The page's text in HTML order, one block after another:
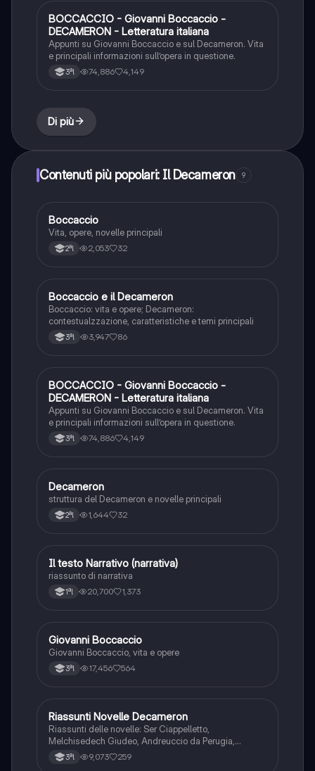
Italiano
BOCCACCIO - Giovanni Boccaccio -
DECAMERON - Letteratura italiana
Appunti su Giovanni Boccaccio e sul Decameron. Vita
e principali informazioni sull’opera in questione.
3ªl 74,886 4,149
Di più
Contenuti più popolari: Il Decameron 9
Italiano
Boccaccio
Vita, opere, novelle principali
2ªl 2,053 32
Italiano
Boccaccio e il Decameron
Boccaccio: vita e opere; Decameron:
contestualzzazione, caratteristiche e temi principali
3ªl 3,947 86
Italiano
BOCCACCIO - Giovanni Boccaccio -
DECAMERON - Letteratura italiana
Appunti su Giovanni Boccaccio e sul Decameron. Vita
e principali informazioni sull’opera in questione.
3ªl 74,886 4,149
Italiano
Decameron
struttura del Decameron e novelle principali
2ªl 1,644 32
Italiano
Il testo Narrativo (narrativa)
riassunto di narrativa
1ªl 20,700 1,373
Italiano
Giovanni Boccaccio
Giovanni Boccaccio, vita e opere
3ªl 17,456 564
Italiano
Riassunti Novelle Decameron
Riassunti delle novelle: Ser Ciappelletto,
Melchisedech Giudeo, Andreuccio da Perugia,
Lisabetta da Messina, Chichibio e la gru, Guido
Cavalcanti, la badessa e le brache.
3ªl 9,073 259